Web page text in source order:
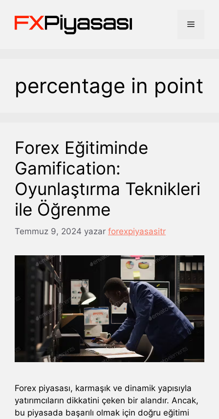
Menü
percentage in point
Forex Eğitiminde
Gamification:
Oyunlaştırma Teknikleri
ile Öğrenme
Temmuz 9, 2024 yazar forexpiyasasitr
Forex piyasası, karmaşık ve dinamik yapısıyla
yatırımcıların dikkatini çeken bir alandır. Ancak,
bu piyasada başarılı olmak için doğru eğitimi